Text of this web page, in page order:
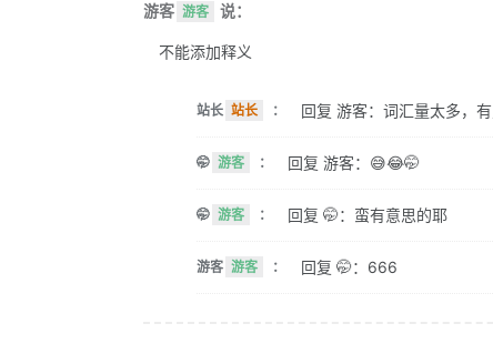
游客 游客 说：
不能添加释义
站长 站长 ： 回复 游客：词汇量太多，
🤭 游客 ： 回复 游客：😅😂🤭
🤭 游客 ： 回复 🤭：蛮有意思的耶
游客 游客 ： 回复 🤭：666